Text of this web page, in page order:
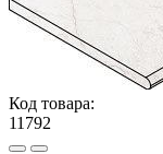
Код товара:
11792